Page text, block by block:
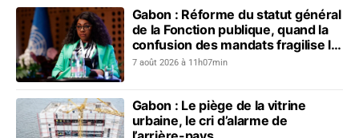
Gabon : Réforme du statut général
de la Fonction publique, quand la
confusion des mandats fragilise le
dialogue social
7 août 2026 à 11h07min
Gabon : Le piège de la vitrine
urbaine, le cri d’alarme de